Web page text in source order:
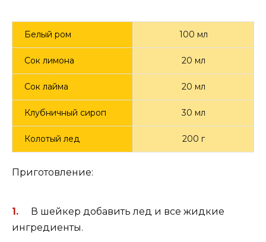
Белый ром 100 мл
Сок лимона 20 мл
Сок лайма 20 мл
Клубничный сироп 30 мл
Колотый лед 200 г
Приготовление:
В шейкер добавить лед и все жидкие
ингредиенты.